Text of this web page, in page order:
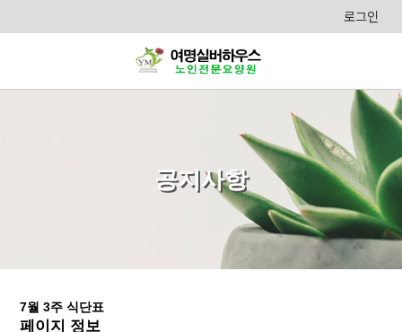
로그인
공지사항
7월 3주 식단표
페이지 정보